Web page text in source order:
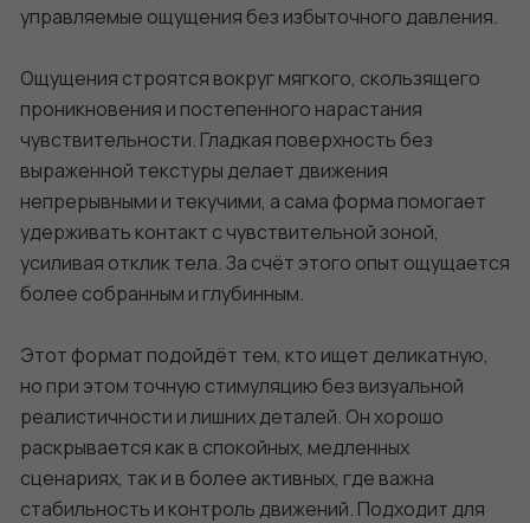
управляемые ощущения без избыточного давления.
Ощущения строятся вокруг мягкого, скользящего
проникновения и постепенного нарастания
чувствительности. Гладкая поверхность без
выраженной текстуры делает движения
непрерывными и текучими, а сама форма помогает
удерживать контакт с чувствительной зоной,
усиливая отклик тела. За счёт этого опыт ощущается
более собранным и глубинным.
Этот формат подойдёт тем, кто ищет деликатную,
но при этом точную стимуляцию без визуальной
реалистичности и лишних деталей. Он хорошо
раскрывается как в спокойных, медленных
сценариях, так и в более активных, где важна
стабильность и контроль движений. Подходит для